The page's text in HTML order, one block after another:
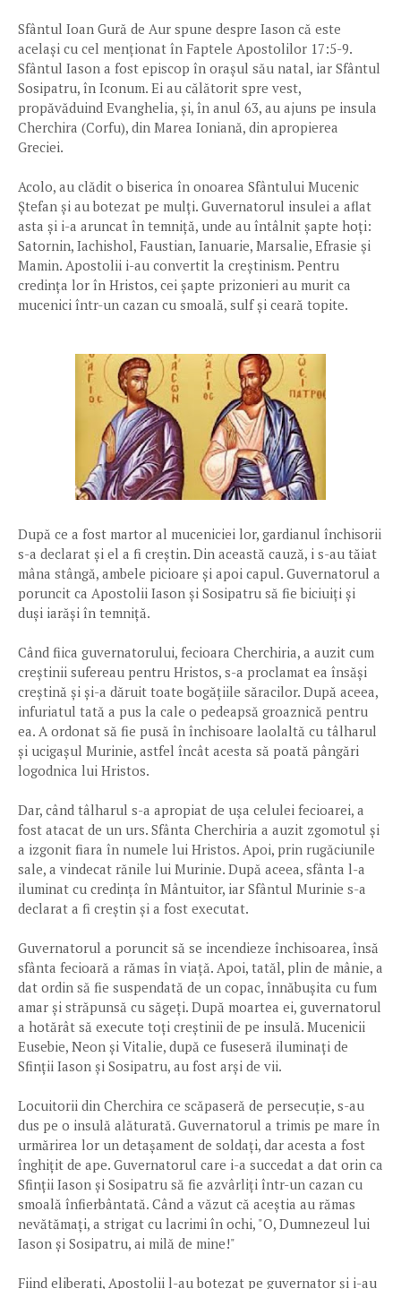
Sfântul Ioan Gură de Aur spune despre Iason că este
același cu cel menționat în Faptele Apostolilor 17:5-9.
Sfântul Iason a fost episcop în orașul său natal, iar Sfântul
Sosipatru, în Iconum. Ei au călătorit spre vest,
propăvăduind Evanghelia, și, în anul 63, au ajuns pe insula
Cherchira (Corfu), din Marea Ioniană, din apropierea
Greciei.
Acolo, au clădit o biserica în onoarea Sfântului Mucenic
Ștefan și au botezat pe mulți. Guvernatorul insulei a aflat
asta și i-a aruncat în temniță, unde au întâlnit șapte hoți:
Satornin, Iachishol, Faustian, Ianuarie, Marsalie, Efrasie şi
Mamin. Apostolii i-au convertit la creștinism. Pentru
credința lor în Hristos, cei șapte prizonieri au murit ca
mucenici într-un cazan cu smoală, sulf și ceară topite.
După ce a fost martor al muceniciei lor, gardianul închisorii
s-a declarat și el a fi creștin. Din această cauză, i s-au tăiat
mâna stângă, ambele picioare și apoi capul. Guvernatorul a
poruncit ca Apostolii Iason și Sosipatru să fie biciuiți și
duși iarăși în temniță.
Când fiica guvernatorului, fecioara Cherchiria, a auzit cum
creștinii sufereau pentru Hristos, s-a proclamat ea însăși
creștină și și-a dăruit toate bogățiile săracilor. După aceea,
infuriatul tată a pus la cale o pedeapsă groaznică pentru
ea. A ordonat să fie pusă în închisoare laolaltă cu tâlharul
și ucigașul Murinie, astfel încât acesta să poată pângări
logodnica lui Hristos.
Dar, când tâlharul s-a apropiat de ușa celulei fecioarei, a
fost atacat de un urs. Sfânta Cherchiria a auzit zgomotul și
a izgonit fiara în numele lui Hristos. Apoi, prin rugăciunile
sale, a vindecat rănile lui Murinie. După aceea, sfânta l-a
iluminat cu credința în Mântuitor, iar Sfântul Murinie s-a
declarat a fi creștin și a fost executat.
Guvernatorul a poruncit să se incendieze închisoarea, însă
sfânta fecioară a rămas în viață. Apoi, tatăl, plin de mânie, a
dat ordin să fie suspendată de un copac, înnăbușita cu fum
amar și străpunsă cu săgeți. După moartea ei, guvernatorul
a hotărât să execute toți creștinii de pe insulă. Mucenicii
Eusebie, Neon și Vitalie, după ce fuseseră iluminați de
Sfinții Iason și Sosipatru, au fost arși de vii.
Locuitorii din Cherchira ce scăpaseră de persecuție, s-au
dus pe o insulă alăturată. Guvernatorul a trimis pe mare în
urmărirea lor un detașament de soldați, dar acesta a fost
înghițit de ape. Guvernatorul care i-a succedat a dat orin ca
Sfinții Iason și Sosipatru să fie azvârliți într-un cazan cu
smoală înfierbântată. Când a văzut că aceștia au rămas
nevătămați, a strigat cu lacrimi în ochi, "O, Dumnezeul lui
Iason și Sosipatru, ai milă de mine!"
Fiind eliberați, Apostolii l-au botezat pe guvernator și i-au